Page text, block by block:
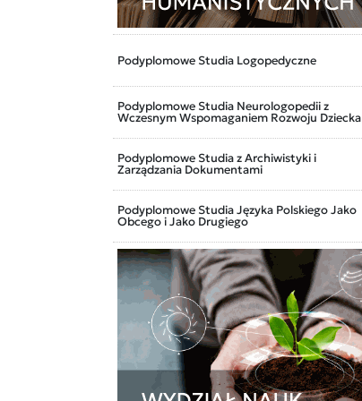
Podyplomowe Studia Logopedyczne
Podyplomowe Studia Neurologopedii z
Wczesnym Wspomaganiem Rozwoju Dziecka
Podyplomowe Studia z Archiwistyki i
Zarządzania Dokumentami
Podyplomowe Studia Języka Polskiego Jako
Obcego i Jako Drugiego